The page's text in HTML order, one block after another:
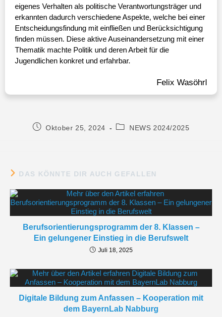
eigenes Verhalten als politische Verantwortungsträger und
erkannten dadurch verschiedene Aspekte, welche bei einer
Entscheidungsfindung mit einfließen und Berücksichtigung
finden müssen. Diese aktive Auseinandersetzung mit einer
Thematik machte Politik und deren Arbeit für die
Jugendlichen konkret und erfahrbar.
Felix Wasöhrl
Oktober 25, 2024 NEWS 2024/2025
DAS KÖNNTE DIR AUCH GEFALLEN
Berufsorientierungsprogramm der 8. Klassen –
Ein gelungener Einstieg in die Berufswelt
Juli 18, 2025
Digitale Bildung zum Anfassen – Kooperation mit
dem BayernLab Nabburg